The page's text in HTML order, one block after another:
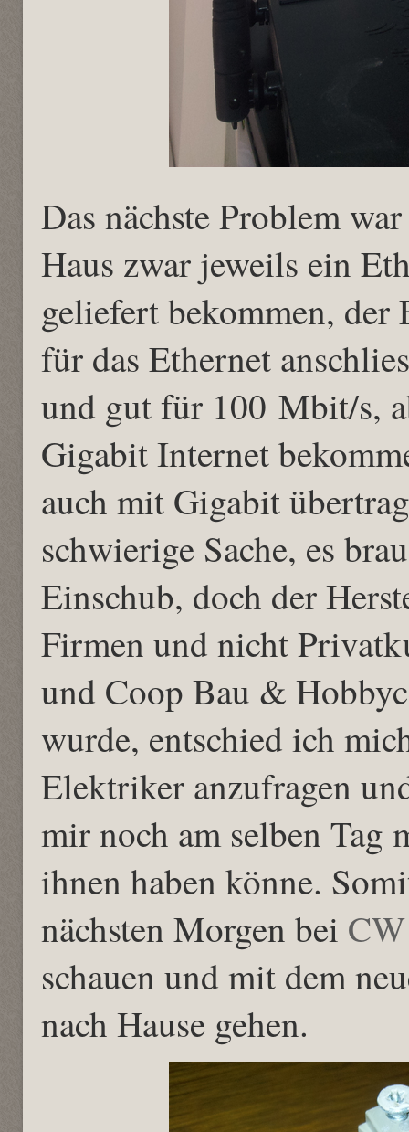
Das nächste Problem
Haus zwar jeweils ein
geliefert bekommen,
für das Ethernet
und gut für 100 Mbit/s,
Gigabit Internet
auch mit Gigabit
schwierige Sache, es
Einschub, doch der
Firmen und nicht
und Coop Bau &
wurde, entschied ich
Elektriker anzufragen
mir noch am selben Tag
ihnen haben könne.
nächsten Morgen bei
schauen und mit dem
nach Hause gehen.